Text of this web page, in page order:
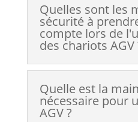
Quelles sont les
sécurité à
compte lors de
des chariots AGV
Quelle est la
nécessaire pour
AGV ?